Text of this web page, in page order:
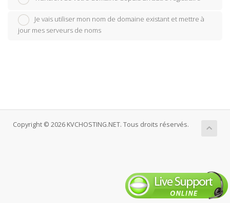
Je vais utiliser mon nom de domaine existant et mettre à
jour mes serveurs de noms
Copyright © 2026 KVCHOSTING.NET. Tous droits réservés.